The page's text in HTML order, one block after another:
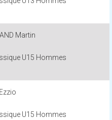
Martin
U15 Hommes
U15 Hommes